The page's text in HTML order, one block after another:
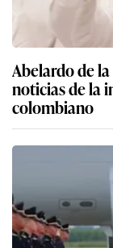
Abelardo de
noticias de la
colombiano